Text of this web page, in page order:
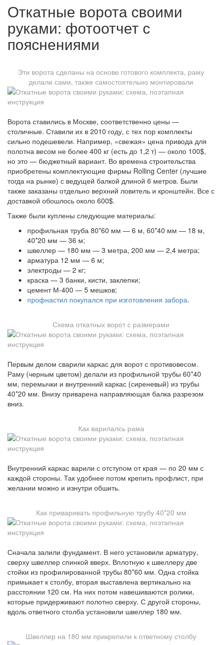
Откатные ворота своими
руками: фотоотчет с
пояснениями
Эти ворота сделаны на основе готового комплекта, раму
делали сами, также самостоятельно монтировали
Ворота ставились в Москве, соответственно цены —
столичные. Ставили их в 2010 году, с тех пор комплекты
сильно подешевели. Например, «свежая» цена привода для
полотна весом не более 400 кг (есть до 1,2 т) — около 100$,
но это — бюджетный вариант. Во времена строительства
приобретены комплектующие фирмы Rolling Center (лучшие
тогда на рынке) с ведущей балкой длиной 6 метров. Были
также заказаны отдельно верхний ловитель и кронштейн. Все с
доставкой обошлось около 600$.
Также были куплены следующие материалы:
профильная труба 80*60 мм — 6 м, 60*40 мм — 18 м,
40*20 мм — 36 м;
швеллер — 180 мм — 3 метра, 200 мм — 2,4 метра;
арматура 12 мм — 6 м;
электроды — 2 кг;
краска — 3 банки, кисти, заклепки;
цемент М-400 — 5 мешков;
профнастил покупался при изготовления забора.
Схема откатных ворот с размерами
Первым делом сварили каркас для ворот с противовесом.
Раму (черным цветом) делали из профильной трубы 60*40
мм, перемычки и внутренний каркас (сиреневый) из трубы
40*20 мм. Внизу приварена направляющая балка разрезом
вниз.
Как варилалсь рама
Внутренний каркас варили с отступом от края — по 20 мм с
каждой стороны. Так удобнее потом крепить профлист, при
желании можно и изнутри обшить.
Как приваривать профильную трубу 40*20 мм
Сначала залили фундамент. В него установили арматуру,
сверху швеллер спинкой вверх. Вплотную к швеллеру две
стойки из профилированной трубы 80*60 мм. Одна стойка
примыкает к столбу, вторая выставлена вертикально на
расстоянии 120 см. На них потом навешиваются ролики,
которые придерживают полотно сверху. С другой стороны,
вдоль ответного столба установили швеллер 180 мм.
Швеллер на 180 мм прикрепили к ответному столбу